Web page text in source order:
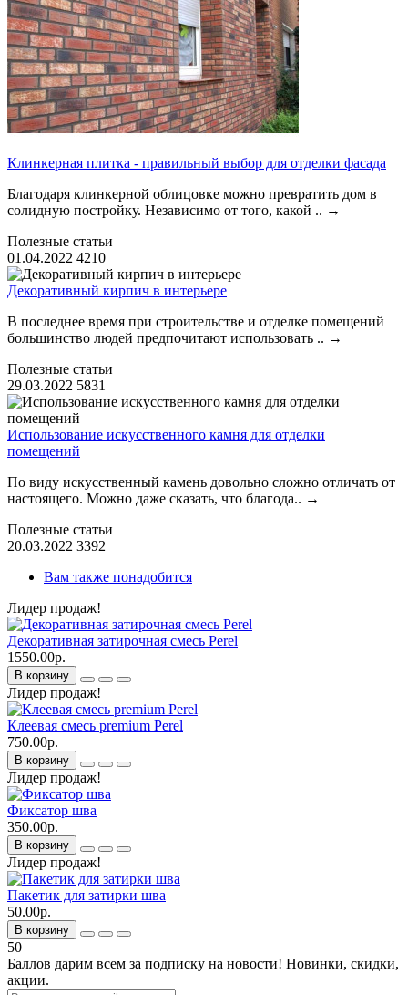
Клинкерная плитка - правильный выбор для отделки фасада
Благодаря клинкерной облицовке можно превратить дом в
солидную постройку. Независимо от того, какой .. →
Полезные статьи
01.04.2022 4210
Декоративный кирпич в интерьере
В последнее время при строительстве и отделке помещений
большинство людей предпочитают использовать .. →
Полезные статьи
29.03.2022 5831
Использование искусственного камня для отделки
помещений
По виду искусственный камень довольно сложно отличать от
настоящего. Можно даже сказать, что благода.. →
Полезные статьи
20.03.2022 3392
Вам также понадобится
Лидер продаж!
Декоративная затирочная смесь Perel
1550.00р.
В корзину
Лидер продаж!
Клеевая смесь premium Perel
750.00р.
В корзину
Лидер продаж!
Фиксатор шва
350.00р.
В корзину
Лидер продаж!
Пакетик для затирки шва
50.00р.
В корзину
50
Баллов дарим всем за подписку на новости! Новинки, скидки,
акции.